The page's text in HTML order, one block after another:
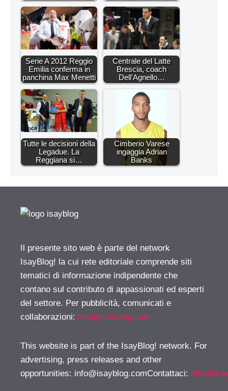
Serie A 2012 Reggio
Emilia conferma in
panchina Max Menetti
Centrale del Latte
Brescia, coach
Dell'Agnello…
Tutte le decisioni della
Legadue. La
Reggiana si…
Cimberio Varese
ingaggia Adrian
Banks
Il presente sito web è parte del network
IsayBlog! la cui rete editoriale comprende siti
tematici di informazione indipendente che
contano sul contributo di appassionati ed esperti
del settore. Per pubblicità, comunicati e
collaborazioni: info@isayblog.com
This website is part of the IsayBlog! network. For
advertising, press releases and other
opportunities: info@isayblog.comContattaci: